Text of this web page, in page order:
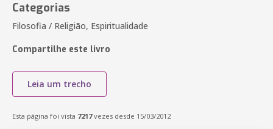
Categorias
Filosofia / Religião, Espiritualidade
Compartilhe este livro
Leia um trecho
Esta página foi vista 7217vezes desde 15/03/2012